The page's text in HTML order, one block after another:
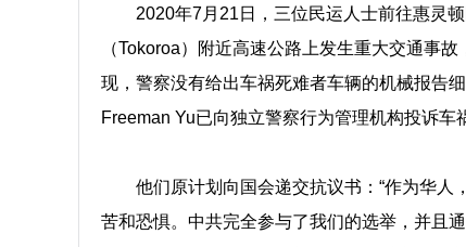
2020年7月21日，三位民运人士前往惠灵
（Tokoroa）附近高速公路上发生重大交通事
现，警察没有给出车祸死难者车辆的机械报告
Freeman Yu已向独立警察行为管理机构投诉车
他们原计划向国会递交抗议书：“作为华
苦和恐惧。中共完全参与了我们的选举，并且